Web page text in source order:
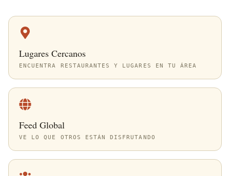
Lugares Cercanos
ENCUENTRA RESTAURANTES Y LUGARES EN TU ÁREA
Feed Global
VE LO QUE OTROS ESTÁN DISFRUTANDO